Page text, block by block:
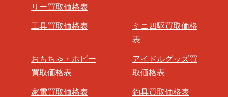
リー買取価格表
工具買取価格表
ミニ四駆買取価格
表
おもちゃ・ホビー
買取価格表
アイドルグッズ買
取価格表
家電買取価格表 釣具買取価格表